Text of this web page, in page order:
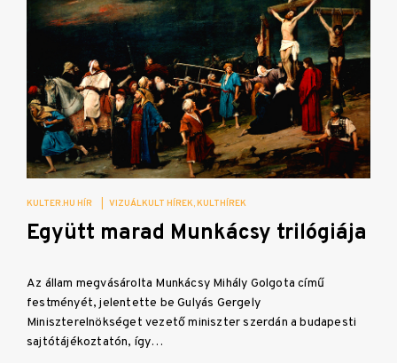
KULTER.HU HÍR VIZUÁLKULT HÍREK KULTHÍREK
Együtt marad Munkácsy trilógiája
Az állam megvásárolta Munkácsy Mihály Golgota című
festményét, jelentette be Gulyás Gergely
Miniszterelnökséget vezető miniszter szerdán a budapesti
sajtótájékoztatón, így…